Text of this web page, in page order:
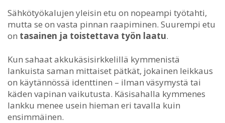
Sähkötyökalujen yleisin etu on nopeampi työtahti,
mutta se on vasta pinnan raapiminen. Suurempi etu
on tasainen ja toistettava työn laatu.
Kun sahaat akkukäsisirkkelillä kymmenistä
lankuista saman mittaiset pätkät, jokainen leikkaus
on käytännössä identtinen – ilman väsymystä tai
käden vapinan vaikutusta. Käsisahalla kymmenes
lankku menee usein hieman eri tavalla kuin
ensimmäinen.